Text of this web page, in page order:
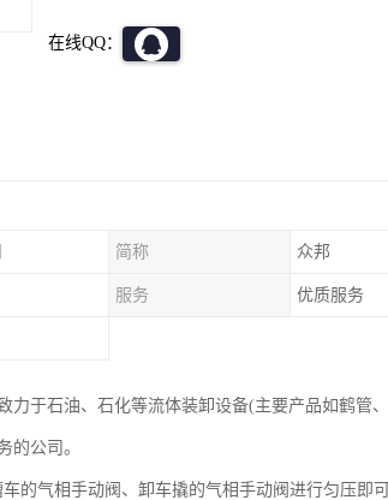
在线QQ：
简称 众邦
服务 优质服务
于石油、石化等流体装卸设备(主要产品如鹤管
的公司。
的气相手动阀、卸车撬的气相手动阀进行匀压即